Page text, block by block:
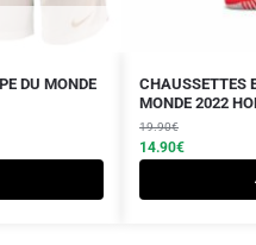
DU MONDE
CHAUSSETTES
MONDE 2022
19.90€
Le
prix
initial
était :
14.90€
Le
prix
actuel
est :